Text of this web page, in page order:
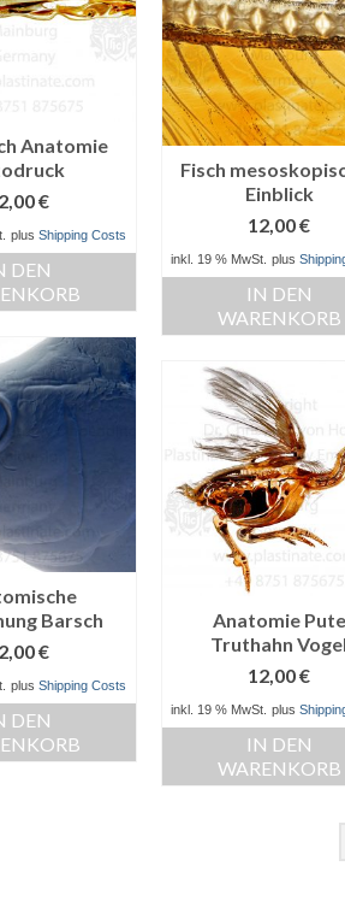
Anatomie
€
plusShipping Costs
DEN
Fisch
Einblick
12,00€
inkl. 19 % MwSt. plus
IN DEN
WARENKORB
Barsch
€
plusShipping Costs
DEN
Anatomie Pute
Truthahn Vogel
12,00€
inkl. 19 % MwSt. plus
IN DEN
WARENKORB